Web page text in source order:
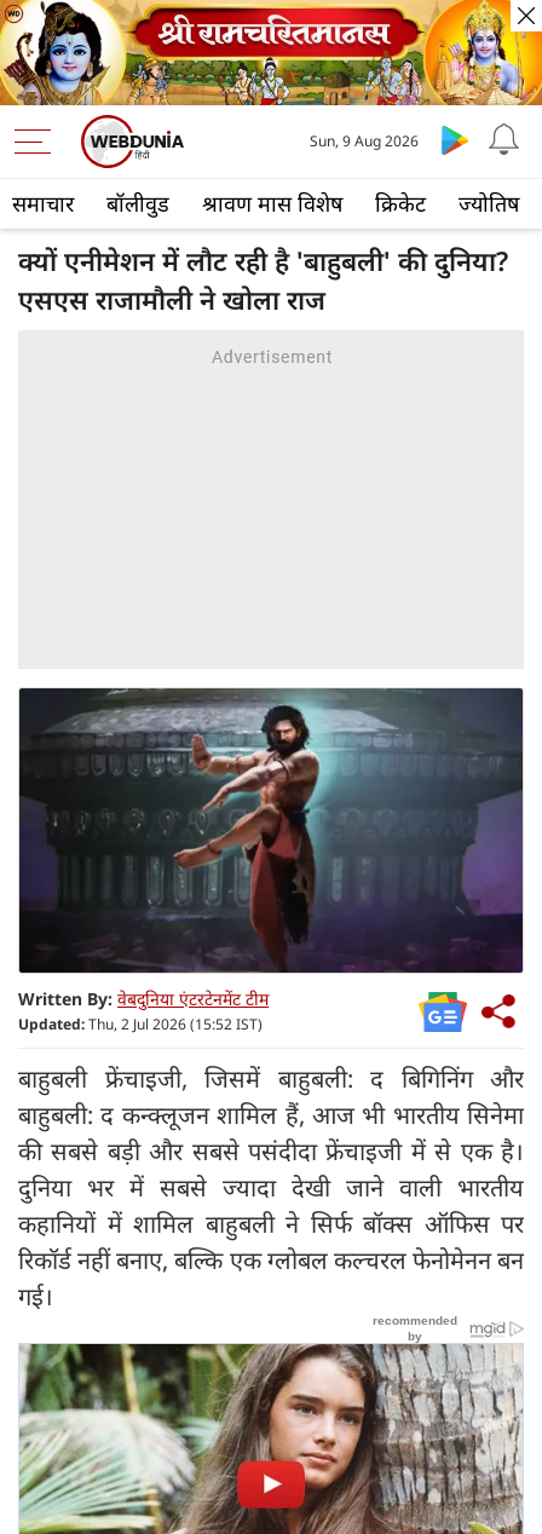
समाचार बॉलीवुड श्रावण मास विशेष क्रिकेट ज्योतिष
Sun, 9 Aug 2026
क्यों एनीमेशन में लौट रही है 'बाहुबली' की दुनिया?
एसएस राजामौली ने खोला राज
Written By: वेबदुनिया एंटरटेनमेंट टीम
Updated:Thu, 2 Jul 2026 (15:52 IST)
बाहुबली फ्रेंचाइजी, जिसमें बाहुबली: द बिगिनिंग और
बाहुबली: द कन्क्लूजन शामिल हैं, आज भी भारतीय सिनेमा
की सबसे बड़ी और सबसे पसंदीदा फ्रेंचाइजी में से एक है।
दुनिया भर में सबसे ज्यादा देखी जाने वाली भारतीय
कहानियों में शामिल बाहुबली ने सिर्फ बॉक्स ऑफिस पर
रिकॉर्ड नहीं बनाए, बल्कि एक ग्लोबल कल्चरल फेनोमेनन बन
गई।